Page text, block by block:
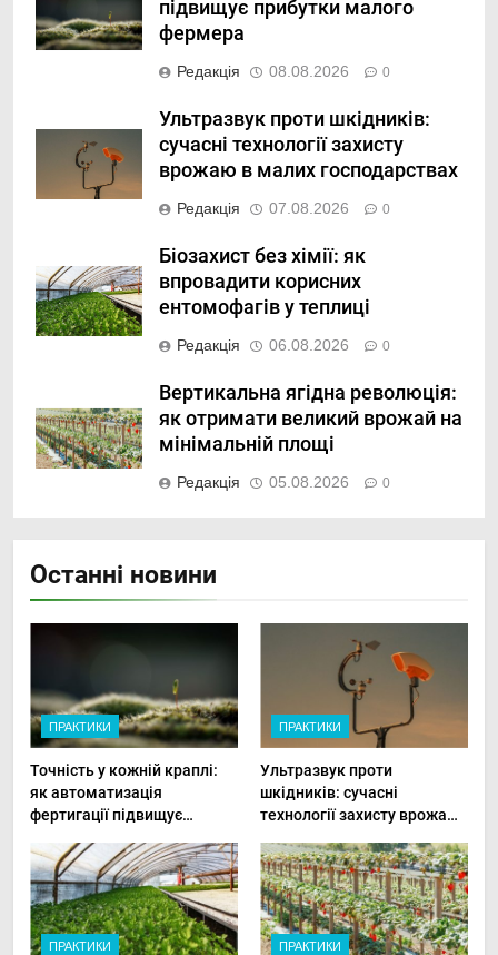
підвищує прибутки малого
фермера
Редакція 08.08.2026 0
Ультразвук проти шкідників:
сучасні технології захисту
врожаю в малих господарствах
Редакція 07.08.2026 0
Біозахист без хімії: як
впровадити корисних
ентомофагів у теплиці
Редакція 06.08.2026 0
Вертикальна ягідна революція:
як отримати великий врожай на
мінімальній площі
Редакція 05.08.2026 0
Останні новини
ПРАКТИКИ
Точність у кожній краплі:
як автоматизація
фертигації підвищує
ПРАКТИКИ
Ультразвук проти
шкідників: сучасні
технології захисту врожаю
ПРАКТИКИ ПРАКТИКИ